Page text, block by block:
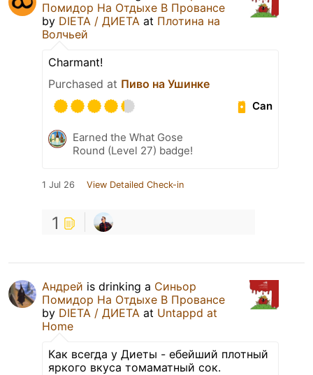
Помидор На Отдыхе В Провансе
by DIETA / ДИЕТА at Плотина на
Волчьей
Charmant!
Purchased at Пиво на Ушинке
Can
Earned the What Gose
Round (Level 27) badge!
1 Jul 26 View Detailed Check-in
1
Андрей is drinking a Синьор
Помидор На Отдыхе В Провансе
by DIETA / ДИЕТА at Untappd at
Home
Как всегда у Диеты - ебейший плотный
яркого вкуса томаматный сок.